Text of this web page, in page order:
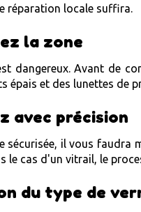
réparation locale suffira.
la zone
dangereux. Avant de
épais et des lunettes de
avec précision
sécurisée, il vous faudra
le cas d'un vitrail, le
du type de